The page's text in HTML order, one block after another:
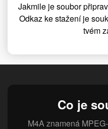
Jakmile je soubor
Odkaz ke stažení je
tvém
Co je
M4A znamená